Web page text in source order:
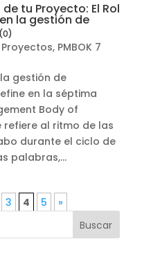
tu Proyecto: El Rol
la gestión de
, PMBOK 7
gestión de
en la séptima
Body of
refiere al ritmo de las
durante el ciclo de
palabras,...
3 4 5
»
Buscar